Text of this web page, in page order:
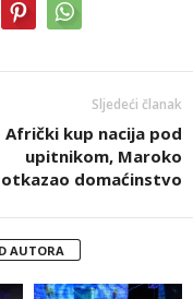
Sljedeći članak
Afrički kup nacija pod
upitnikom, Maroko
otkazao domaćinstvo
AUTORA